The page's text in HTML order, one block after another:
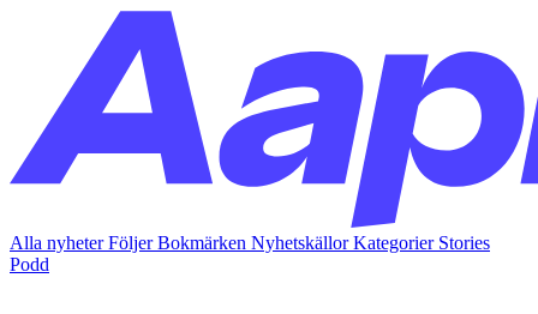
Alla nyheterFöljerBokmärken NyhetskällorKategorier Stories
Podd